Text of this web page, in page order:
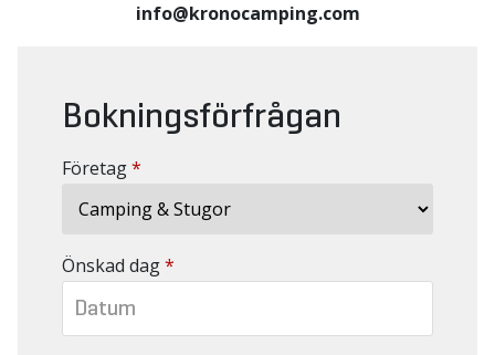
info@kronocamping.com
Bokningsförfrågan
Företag*
Önskad dag*